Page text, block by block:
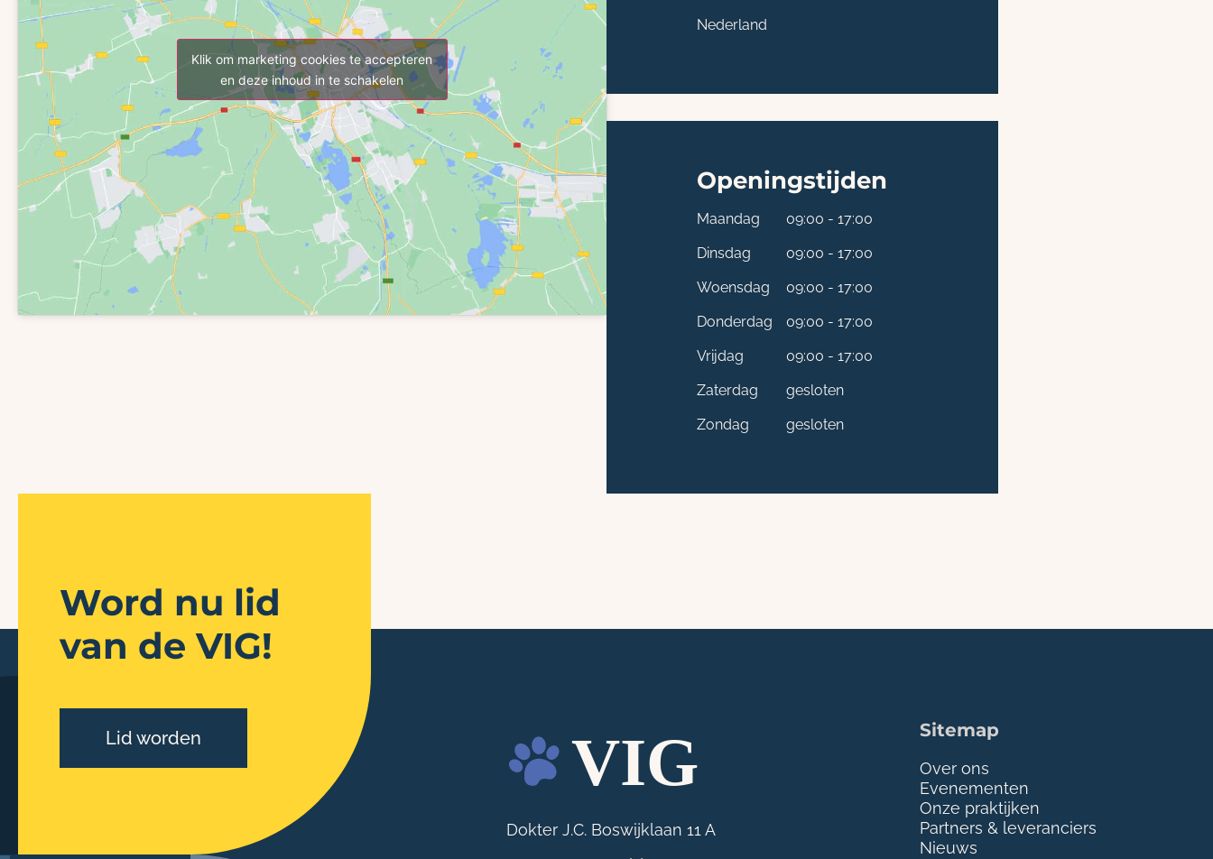
Klik om marketing cookies te accepteren
en deze inhoud in te schakelen
Nederland
Openingstijden
Maandag
09:00 - 17:00
Dinsdag
09:00 - 17:00
Woensdag
09:00 - 17:00
Donderdag
09:00 - 17:00
Vrijdag
09:00 - 17:00
Zaterdag
gesloten
Zondag
gesloten
Word nu lid
van de VIG!
Lid worden
Dokter J.C. Boswijklaan 11 A
Sitemap
Over ons
Evenementen
Onze praktijken
Partners & leveranciers
Nieuws